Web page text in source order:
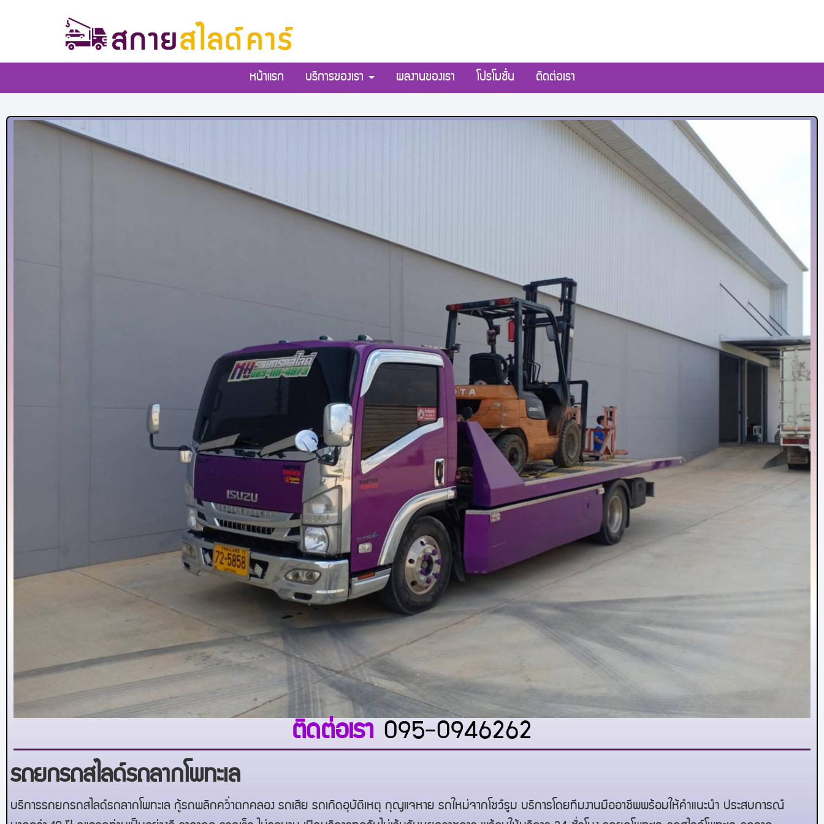
หน้าแรก บริการของเรา ผลงานของเรา โปรโมชั่น ติดต่อเรา
ติดต่อเรา 095-0946262
รถยกรถสไลด์รถลากโพทะเล
บริการรถยกรถสไลด์รถลากโพทะเล กู้รถพลิกคว่ำตกคลอง รถเสีย รถเกิดอุบัติเหตุ กุญแจหาย รถใหม่จากโชว์รูม บริการโดยทีมงานมืออาชีพพร้อมให้คำแนะนำ ประสบการณ์